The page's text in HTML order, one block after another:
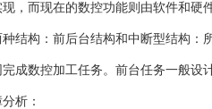
，而现在的数控功能则由软件和硬
结构：前后台结构和中断型结构
成数控加工任务。前台任务一般设
析：